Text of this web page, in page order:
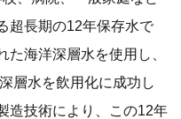
超長期の12年保存水で
海洋深層水を使用し、
層水を飲用化に成功し
造技術により、この12年